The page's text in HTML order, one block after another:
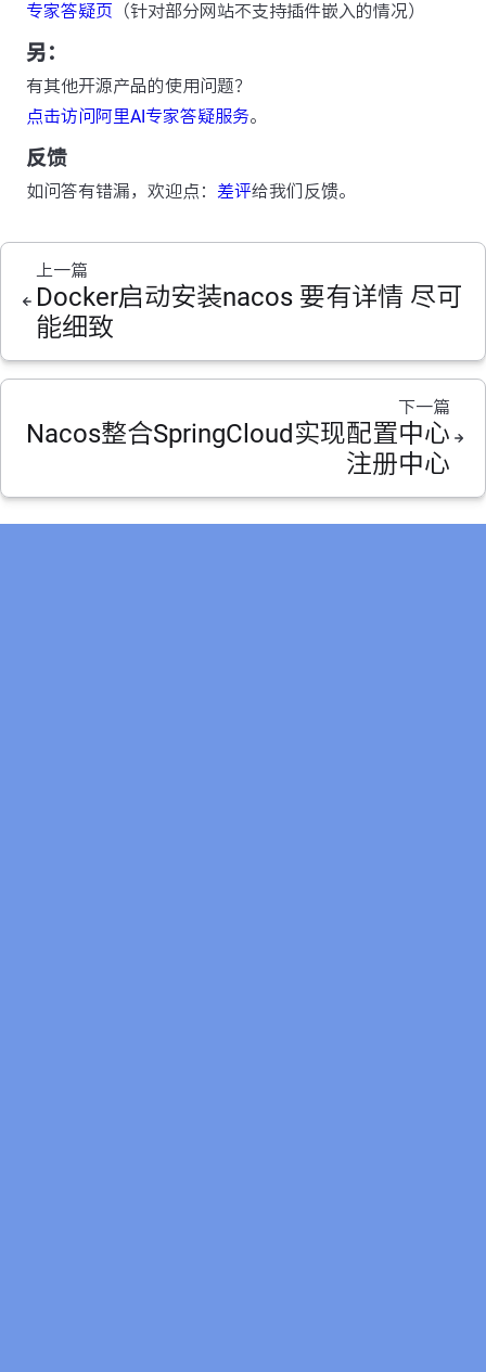
专家答疑页 （针对部分网站不支持插件嵌入的情况）
另：
有其他开源产品的使用问题？
点击访问阿里AI专家答疑服务。
反馈
如问答有错漏，欢迎点： 差评给我们反馈。
上一篇
Docker启动安装nacos 要有详情 尽可
能细致
下一篇
Nacos整合SpringCloud实现配置中心
注册中心